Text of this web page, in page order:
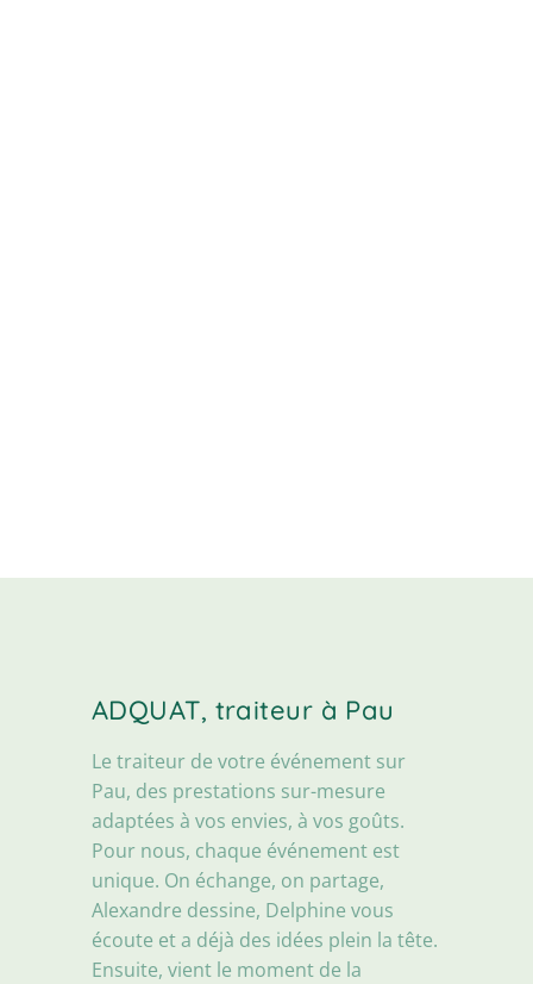
ADQUAT, traiteur à Pau
Le traiteur de votre événement sur
Pau, des prestations sur-mesure
adaptées à vos envies, à vos goûts.
Pour nous, chaque événement est
unique. On échange, on partage,
Alexandre dessine, Delphine vous
écoute et a déjà des idées plein la tête.
Ensuite, vient le moment de la